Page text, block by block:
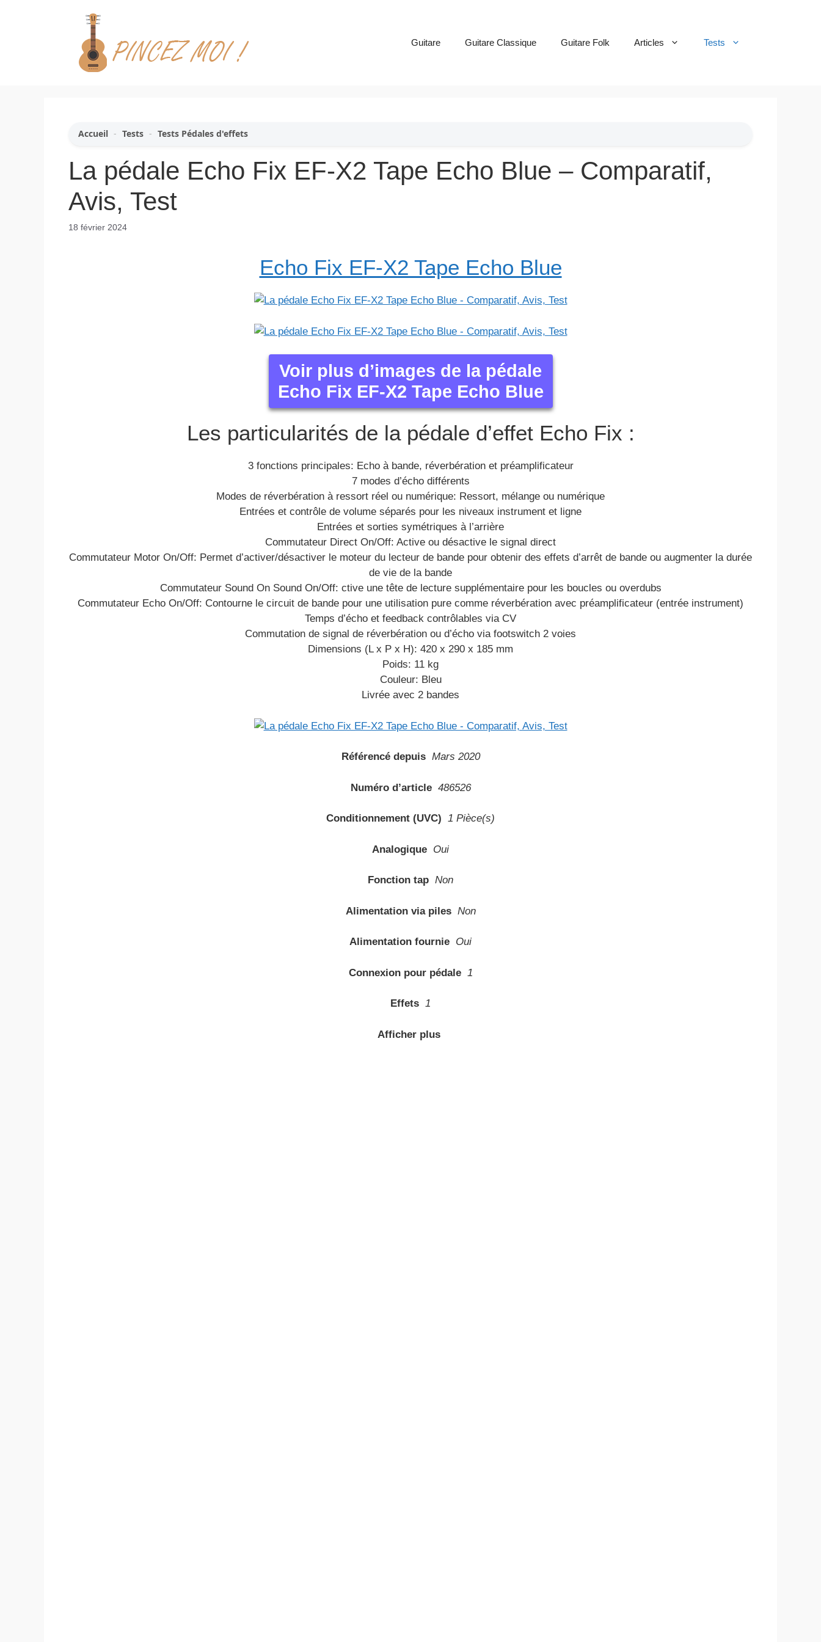
Guitare Guitare Classique Guitare Folk Articles Tests
Accueil - Tests - Tests Pédales d'effets
La pédale Echo Fix EF-X2 Tape Echo Blue – Comparatif,
Avis, Test
18 février 2024
Echo Fix EF-X2 Tape Echo Blue
Voir plus d’images de la pédale
Echo Fix EF-X2 Tape Echo Blue
Les particularités de la pédale d’effet Echo Fix :
3 fonctions principales: Echo à bande, réverbération et préamplificateur
7 modes d’écho différents
Modes de réverbération à ressort réel ou numérique: Ressort, mélange ou numérique
Entrées et contrôle de volume séparés pour les niveaux instrument et ligne
Entrées et sorties symétriques à l’arrière
Commutateur Direct On/Off: Active ou désactive le signal direct
Commutateur Motor On/Off: Permet d’activer/désactiver le moteur du lecteur de bande pour obtenir des effets d’arrêt de bande ou augmenter la durée
de vie de la bande
Commutateur Sound On Sound On/Off: ctive une tête de lecture supplémentaire pour les boucles ou overdubs
Commutateur Echo On/Off: Contourne le circuit de bande pour une utilisation pure comme réverbération avec préamplificateur (entrée instrument)
Temps d’écho et feedback contrôlables via CV
Commutation de signal de réverbération ou d’écho via footswitch 2 voies
Dimensions (L x P x H): 420 x 290 x 185 mm
Poids: 11 kg
Couleur: Bleu
Livrée avec 2 bandes
Référencé depuis Mars 2020
Numéro d’article 486526
Conditionnement (UVC) 1 Pièce(s)
Analogique Oui
Fonction tap Non
Alimentation via piles Non
Alimentation fournie Oui
Connexion pour pédale 1
Effets 1
Afficher plus